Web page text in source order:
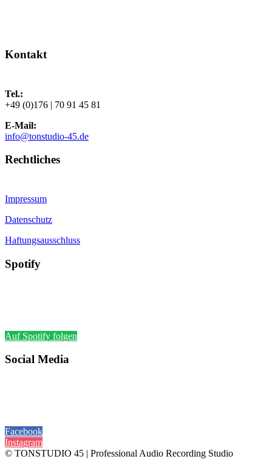
Kontakt
Tel.:
+49 (0)176 | 70 91 45 81
E-Mail:
info@tonstudio-45.de
Rechtliches
Impressum
Datenschutz
Haftungsausschluss
Spotify
Auf Spotify folgen
Social Media
Facebook
Instagram
© TONSTUDIO 45 | Professional Audio Recording Studio